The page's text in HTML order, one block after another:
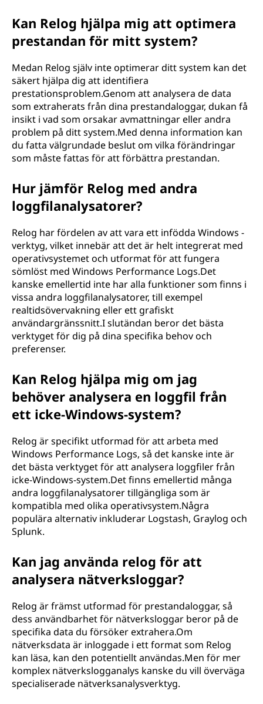
Kan Relog hjälpa mig att optimera
prestandan för mitt system?
Medan Relog själv inte optimerar ditt system kan det
säkert hjälpa dig att identifiera
prestationsproblem.Genom att analysera de data
som extraherats från dina prestandaloggar, dukan få
insikt i vad som orsakar avmattningar eller andra
problem på ditt system.Med denna information kan
du fatta välgrundade beslut om vilka förändringar
som måste fattas för att förbättra prestandan.
Hur jämför Relog med andra
loggfilanalysatorer?
Relog har fördelen av att vara ett infödda Windows -
verktyg, vilket innebär att det är helt integrerat med
operativsystemet och utformat för att fungera
sömlöst med Windows Performance Logs.Det
kanske emellertid inte har alla funktioner som finns i
vissa andra loggfilanalysatorer, till exempel
realtidsövervakning eller ett grafiskt
användargränssnitt.I slutändan beror det bästa
verktyget för dig på dina specifika behov och
preferenser.
Kan Relog hjälpa mig om jag
behöver analysera en loggfil från
ett icke-Windows-system?
Relog är specifikt utformad för att arbeta med
Windows Performance Logs, så det kanske inte är
det bästa verktyget för att analysera loggfiler från
icke-Windows-system.Det finns emellertid många
andra loggfilanalysatorer tillgängliga som är
kompatibla med olika operativsystem.Några
populära alternativ inkluderar Logstash, Graylog och
Splunk.
Kan jag använda relog för att
analysera nätverksloggar?
Relog är främst utformad för prestandaloggar, så
dess användbarhet för nätverksloggar beror på de
specifika data du försöker extrahera.Om
nätverksdata är inloggade i ett format som Relog
kan läsa, kan den potentiellt användas.Men för mer
komplex nätverkslogganalys kanske du vill överväga
specialiserade nätverksanalysverktyg.